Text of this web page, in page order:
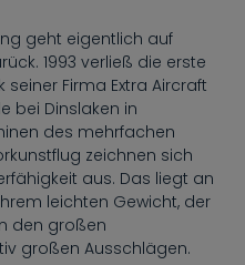
geht eigentlich auf
1993 verließ die erste
Firma Extra Aircraft
bei Dinslaken in
des mehrfachen
zeichnen sich
aus. Das liegt an
leichten Gewicht, der
den großen
großen Ausschlägen.